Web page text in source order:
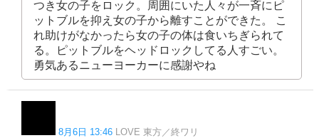
つき女の子をロック。周囲にいた人々が一斉にピ
ットブルを抑え女の子から離すことができた。 こ
れ助けがなかったら女の子の体は食いちぎられて
る。ピットブルをヘッドロックしてる人すごい。
勇気あるニューヨーカーに感謝やね
8月6日 13:46 LOVE 東方／終ワリ